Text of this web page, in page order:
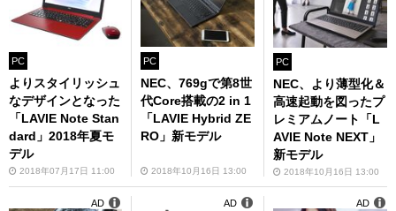
PC
よりスタイリッシュ
なデザインとなった
「LAVIE Note Stan
dard」2018年夏モ
デル
2018年07月17日 11:00
PC
NEC、769gで第8世
代Core搭載の2 in 1
「LAVIE Hybrid ZE
RO」新モデル
2018年10月16日 13:00
PC
NEC、より薄型化＆
高速起動を図ったプ
レミアムノート「L
AVIE Note NEXT」
新モデル
2018年10月16日 13:00
AD AD AD